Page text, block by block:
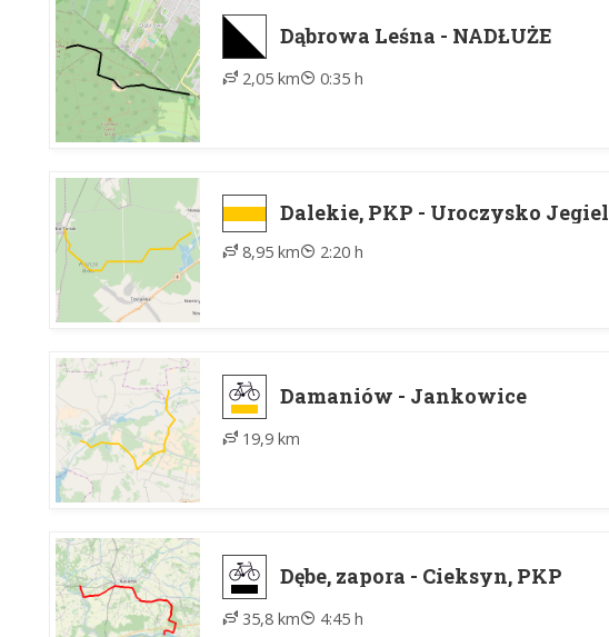
Dąbrowa Leśna - NADŁUŻE
2,05 km 0:35 h
Dalekie, PKP - Uroczysko Jegiel
8,95 km 2:20 h
Damaniów - Jankowice
19,9 km
Dębe, zapora - Cieksyn, PKP
35,8 km 4:45 h